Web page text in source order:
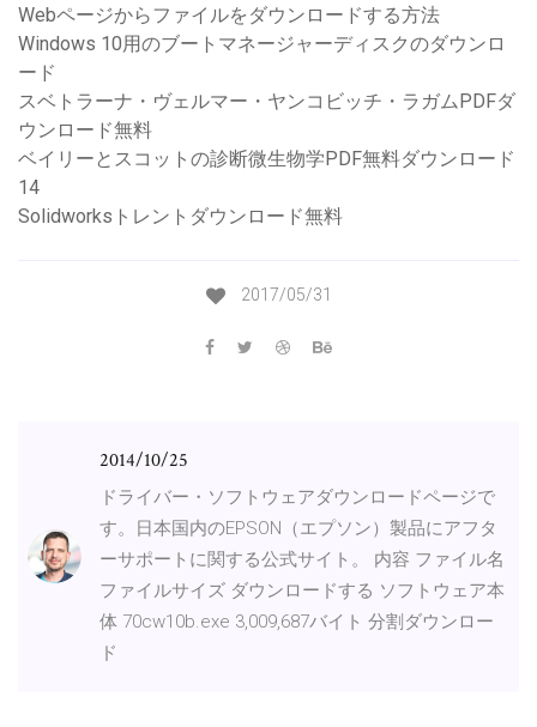
Webページからファイルをダウンロードする方法
Windows 10用のブートマネージャーディスクのダウンロ
ード
スベトラーナ・ヴェルマー・ヤンコビッチ・ラガムPDFダ
ウンロード無料
ベイリーとスコットの診断微生物学PDF無料ダウンロード
14
Solidworksトレントダウンロード無料
2017/05/31
2014/10/25
ドライバー・ソフトウェアダウンロードページで
す。日本国内のEPSON（エプソン）製品にアフタ
ーサポートに関する公式サイト。 内容 ファイル名
ファイルサイズ ダウンロードする ソフトウェア本
体 70cw10b.exe 3,009,687バイト 分割ダウンロー
ド